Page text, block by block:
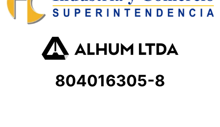
804016305-8